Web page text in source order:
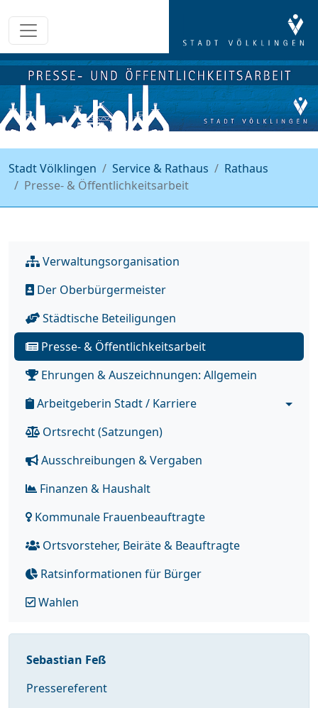
Stadt Völklingen Service & Rathaus
Rathaus
Presse- & Öffentlichkeitsarbeit
Verwaltungsorganisation
Der Oberbürgermeister
Städtische Beteiligungen
Presse- & Öffentlichkeitsarbeit
Ehrungen & Auszeichnungen: Allgemein
Arbeitgeberin Stadt / Karriere
Ortsrecht (Satzungen)
Ausschreibungen & Vergaben
Finanzen & Haushalt
Kommunale Frauenbeauftragte
Ortsvorsteher, Beiräte & Beauftragte
Ratsinformationen für Bürger
Wahlen
Sebastian Feß
Pressereferent